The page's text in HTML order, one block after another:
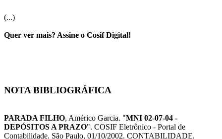
(...)
Quer ver mais? Assine o Cosif Digital!
NOTA BIBLIOGRÁFICA
PARADA FILHO, Américo Garcia. "MNI 02-07-04 -
DEPÓSITOS A PRAZO". COSIF Eletrônico - Portal de
Contabilidade. São Paulo, 01/10/2002. CONTABILIDADE.